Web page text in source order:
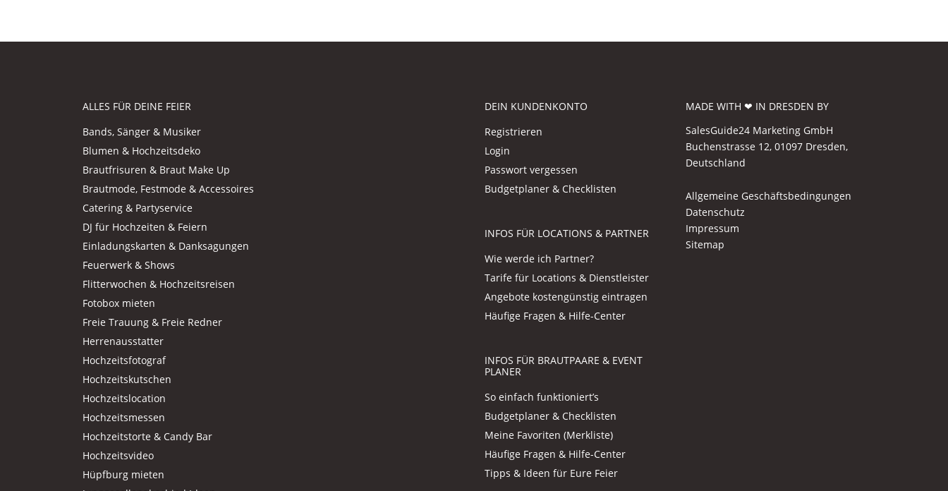
ALLES FÜR DEINE FEIER
Bands, Sänger & Musiker
Blumen & Hochzeitsdeko
Brautfrisuren & Braut Make Up
Brautmode, Festmode & Accessoires
Catering & Partyservice
DJ für Hochzeiten & Feiern
Einladungskarten & Danksagungen
Feuerwerk & Shows
Flitterwochen & Hochzeitsreisen
Fotobox mieten
Freie Trauung & Freie Redner
Herrenausstatter
Hochzeitsfotograf
Hochzeitskutschen
Hochzeitslocation
Hochzeitsmessen
Hochzeitstorte & Candy Bar
Hochzeitsvideo
Hüpfburg mieten
DEIN KUNDENKONTO
Registrieren
Login
Passwort vergessen
Budgetplaner & Checklisten
INFOS FÜR LOCATIONS & PARTNER
Wie werde ich Partner?
Tarife für Locations & Dienstleister
Angebote kostengünstig eintragen
Häufige Fragen & Hilfe-Center
INFOS FÜR BRAUTPAARE & EVENT
PLANER
So einfach funktioniert’s
Budgetplaner & Checklisten
Meine Favoriten (Merkliste)
Häufige Fragen & Hilfe-Center
Tipps & Ideen für Eure Feier
MADE WITH ❤ IN DRESDEN BY
SalesGuide24 Marketing GmbH
Buchenstrasse 12, 01097 Dresden,
Deutschland
Allgemeine Geschäftsbedingungen
Datenschutz
Impressum
Sitemap